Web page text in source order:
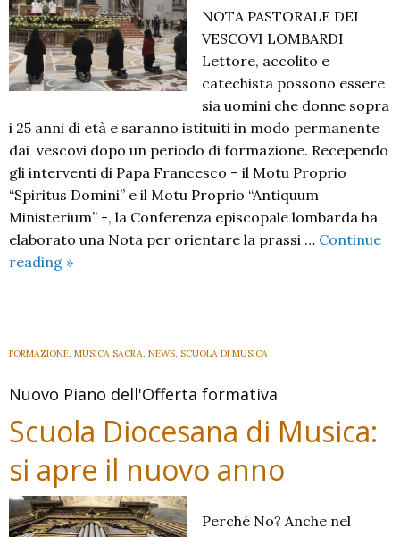
NOTA PASTORALE DEI
VESCOVI LOMBARDI
Lettore, accolito e
catechista possono essere
sia uomini che donne sopra
i 25 anni di età e saranno istituiti in modo permanente
dai vescovi dopo un periodo di formazione. Recependo
gli interventi di Papa Francesco – il Motu Proprio
“Spiritus Domini” e il Motu Proprio “Antiquum
Ministerium” -, la Conferenza episcopale lombarda ha
elaborato una Nota per orientare la prassi … Continue
reading Verso
lettori,
e
catechisti
»
FORMAZIONE, MUSICA SACRA, NEWS, SCUOLA DI MUSICA
Nuovo Piano dell'Offerta formativa
Scuola Diocesana di Musica:
si apre il nuovo anno
Perché No? Anche nel